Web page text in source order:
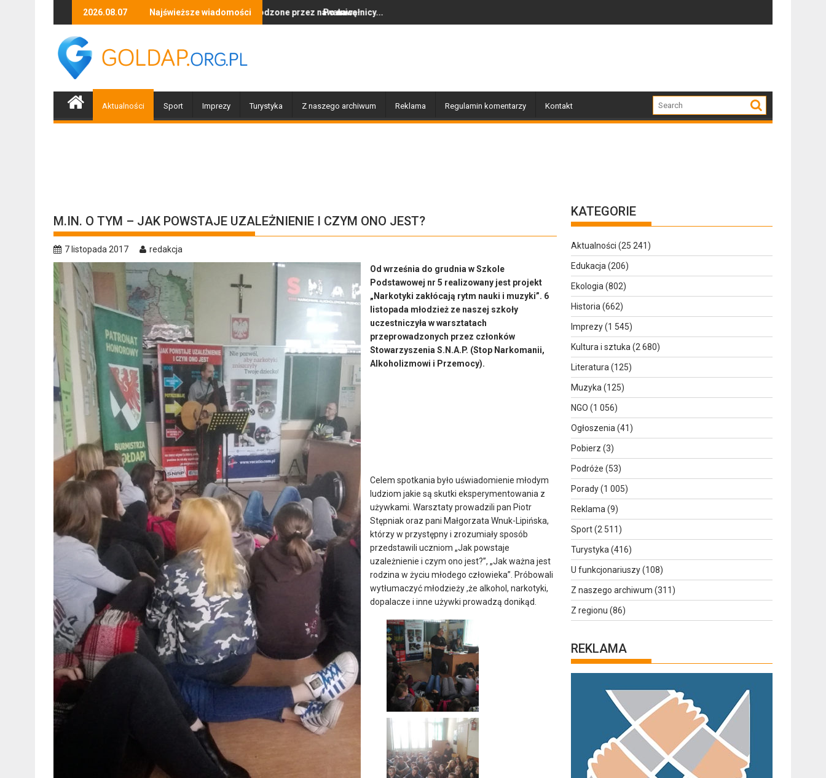
2026.08.07 Najświeższe wiadomości
tańca i niezapomnianych emocji!
Uwaga! Usuwamy drzewa uszkodzone przez nawałnicę
Po nawałnicy...
Aktualności Sport Imprezy Turystyka Z naszego archiwum Reklama Regulamin komentarzy Kontakt
M.IN. O TYM – JAK POWSTAJE UZALEŻNIENIE I CZYM ONO JEST?
7 listopada 2017
redakcja
Od września do grudnia w Szkole
Podstawowej nr 5 realizowany jest projekt
„Narkotyki zakłócają rytm nauki i muzyki”. 6
listopada młodzież ze naszej szkoły
uczestniczyła w warsztatach
przeprowadzonych przez członków
Stowarzyszenia S.N.A.P. (Stop Narkomanii,
Alkoholizmowi i Przemocy).
Celem spotkania było uświadomienie młodym
ludziom jakie są skutki eksperymentowania z
używkami. Warsztaty prowadzili pan Piotr
Stępniak oraz pani Małgorzata Wnuk-Lipińska,
którzy w przystępny i zrozumiały sposób
przedstawili uczniom „Jak powstaje
uzależnienie i czym ono jest?”, „Jak ważna jest
rodzina w życiu młodego człowieka”. Próbowali
wytłumaczyć młodzieży ,że alkohol, narkotyki,
dopalacze i inne używki prowadzą donikąd.
KATEGORIE
Aktualności (25 241)
Edukacja (206)
Ekologia (802)
Historia (662)
Imprezy(1 545)
Kultura i sztuka (2 680)
Literatura (125)
Muzyka (125)
NGO (1 056)
Ogłoszenia (41)
Pobierz (3)
Podróże (53)
Porady(1 005)
Reklama (9)
Sport(2 511)
Turystyka (416)
U funkcjonariuszy(108)
Z naszego archiwum (311)
Z regionu (86)
REKLAMA